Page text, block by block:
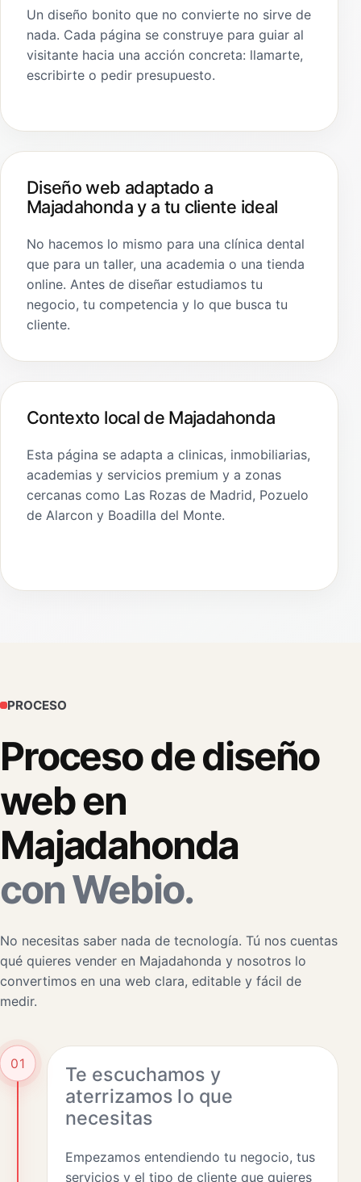
Un diseño bonito que no convierte no sirve de
nada. Cada página se construye para guiar al
visitante hacia una acción concreta: llamarte,
escribirte o pedir presupuesto.
Diseño web adaptado a
Majadahonda y a tu cliente ideal
No hacemos lo mismo para una clínica dental
que para un taller, una academia o una tienda
online. Antes de diseñar estudiamos tu
negocio, tu competencia y lo que busca tu
cliente.
Contexto local de Majadahonda
Esta página se adapta a clinicas, inmobiliarias,
academias y servicios premium y a zonas
cercanas como Las Rozas de Madrid, Pozuelo
de Alarcon y Boadilla del Monte.
PROCESO
Proceso de diseño
web en
Majadahonda
con Webio.
No necesitas saber nada de tecnología. Tú nos cuentas
qué quieres vender en Majadahonda y nosotros lo
convertimos en una web clara, editable y fácil de
medir.
01
Te escuchamos y
aterrizamos lo que
necesitas
Empezamos entendiendo tu negocio, tus
servicios y el tipo de cliente que quieres